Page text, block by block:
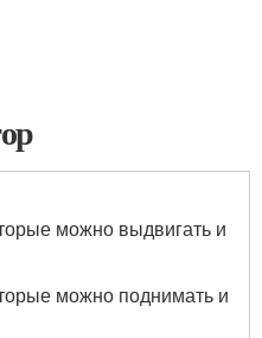
можно выдвигать и
можно поднимать и